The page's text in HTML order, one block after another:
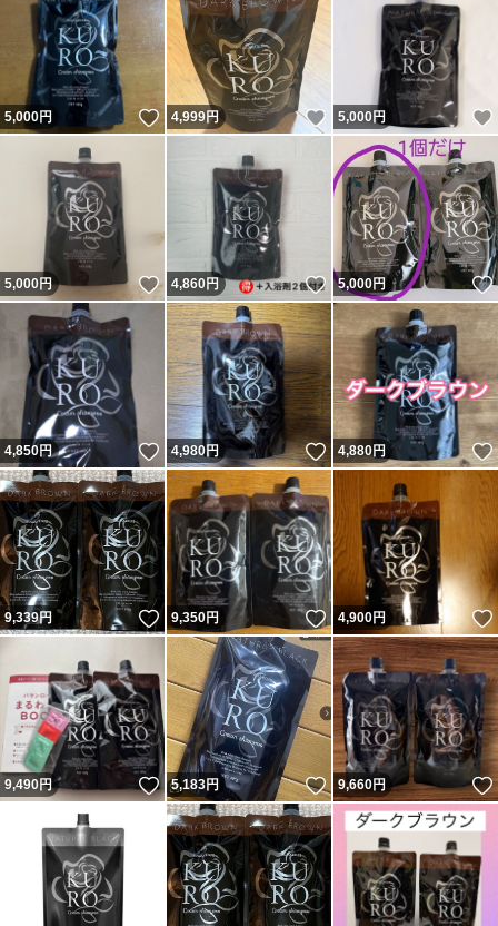
5,000円 いいね！
4,999円 いいね！
5,000円
5,000円 いいね！
4,860円 いいね！
5,000円
4,850円 いいね！
4,980円 いいね！
4,880円
9,339円 いいね！
9,350円 いいね！
4,900円
9,490円 いいね！
5,183円 いいね！
9,660円